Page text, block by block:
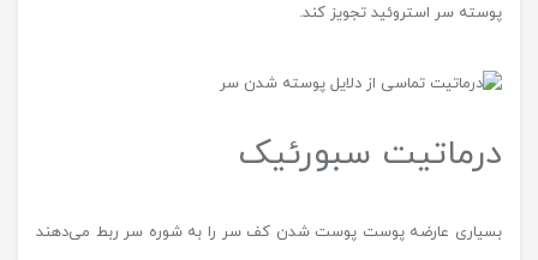
پوسته سر استروئید تجویز کند.
درماتیت سبورئیک
بسیاری عارضه پوست پوست شدن کف سر را به شوره سر ربط می‌دهند